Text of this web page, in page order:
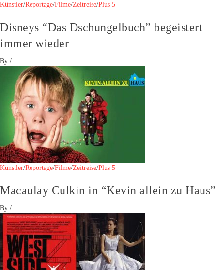
Künstler/Reportage/Filme/Zeitreise/Plus 5
Disneys “Das Dschungelbuch” begeistert
immer wieder
By /
Künstler/Reportage/Filme/Zeitreise/Plus 5
Macaulay Culkin in “Kevin allein zu Haus”
By /